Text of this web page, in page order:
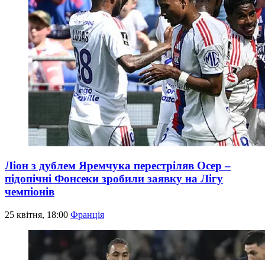
Ліон з дублем Яремчука перестріляв Осер –
підопічні Фонсеки зробили заявку на Лігу
чемпіонів
25 квітня, 18:00 Франція